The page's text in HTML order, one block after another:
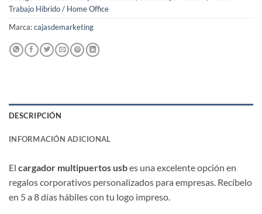
Trabajo Híbrido / Home Office
Marca:cajasdemarketing
DESCRIPCIÓN
INFORMACIÓN ADICIONAL
El cargador multipuertos usbes una excelente opción en
regalos corporativos personalizados para empresas. Recíbelo
en 5 a 8 días hábiles con tu logo impreso.